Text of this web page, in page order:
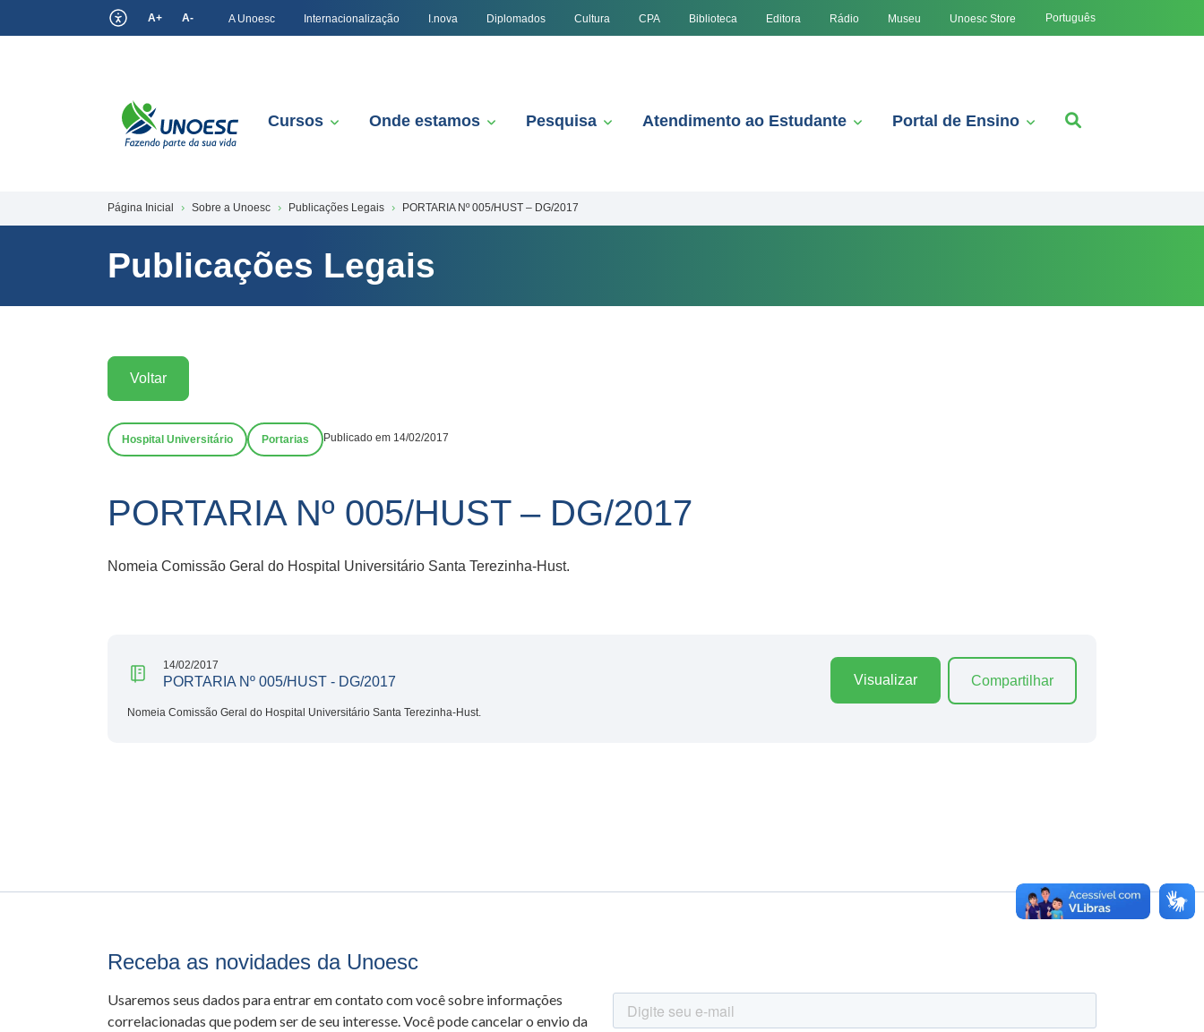
A+ A- A Unoesc Internacionalização I.nova Diplomados Cultura CPA Biblioteca Editora Rádio Museu Unoesc Store Português
Cursos Onde estamos Pesquisa Atendimento ao Estudante Portal de Ensino
Página Inicial Sobre a Unoesc Publicações Legais PORTARIA Nº 005/HUST – DG/2017
Publicações Legais
Voltar
Hospital Universitário Portarias Publicado em 14/02/2017
PORTARIA Nº 005/HUST – DG/2017
Nomeia Comissão Geral do Hospital Universitário Santa Terezinha-Hust.
14/02/2017
PORTARIA Nº 005/HUST - DG/2017
Nomeia Comissão Geral do Hospital Universitário Santa Terezinha-Hust.
Visualizar Compartilhar
Receba as novidades da Unoesc
Usaremos seus dados para entrar em contato com você sobre informações
correlacionadas que podem ser de seu interesse. Você pode cancelar o envio da